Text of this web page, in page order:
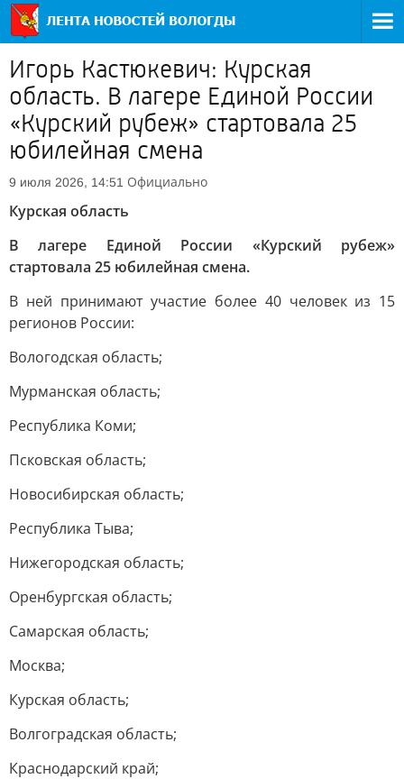
Игорь Кастюкевич: Курская
область. В лагере Единой России
«Курский рубеж» стартовала 25
юбилейная смена
9 июля 2026, 14:51 Официально
Курская область
В лагере Единой России «Курский рубеж»
стартовала 25 юбилейная смена.
В ней принимают участие более 40 человек из 15
регионов России:
Вологодская область;
Мурманская область;
Республика Коми;
Псковская область;
Новосибирская область;
Республика Тыва;
Нижегородская область;
Оренбургская область;
Самарская область;
Москва;
Курская область;
Волгоградская область;
Краснодарский край;